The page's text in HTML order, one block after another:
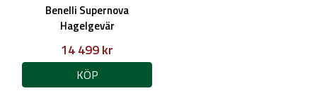
Benelli Supernova
Hagelgevär
14 499 kr
KÖP